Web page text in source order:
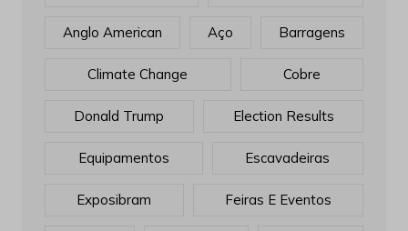
Anglo American Aço Barragens
Climate Change Cobre
Donald Trump Election Results
Equipamentos Escavadeiras
Exposibram Feiras E Eventos